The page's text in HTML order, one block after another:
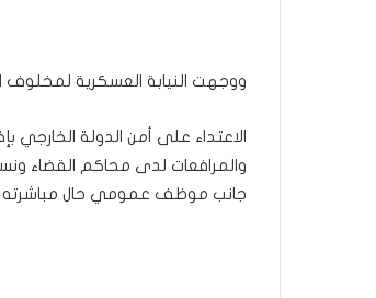
ووجهت النيابة العسكرية لمخلوف
الاعتداء على أمن الدولة الخارجي
والمرافعات لدى محاكم القضاء
جانب موظف عمومي حال مباشرته